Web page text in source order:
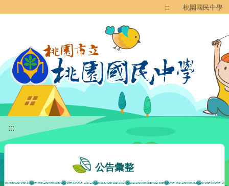
::: 桃園國民中學
:::
公告彙整